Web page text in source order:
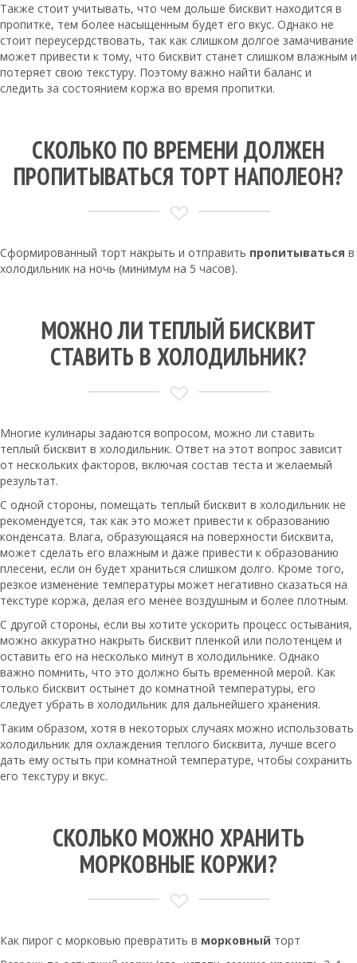
Также стоит учитывать, что чем дольше бисквит находится в
пропитке, тем более насыщенным будет его вкус. Однако не
стоит переусердствовать, так как слишком долгое замачивание
может привести к тому, что бисквит станет слишком влажным и
потеряет свою текстуру. Поэтому важно найти баланс и
следить за состоянием коржа во время пропитки.
СКОЛЬКО ПО ВРЕМЕНИ ДОЛЖЕН
ПРОПИТЫВАТЬСЯ ТОРТ НАПОЛЕОН?
Сформированный торт накрыть и отправить пропитываться в
холодильник на ночь (минимум на 5 часов).
МОЖНО ЛИ ТЕПЛЫЙ БИСКВИТ
СТАВИТЬ В ХОЛОДИЛЬНИК?
Многие кулинары задаются вопросом, можно ли ставить
теплый бисквит в холодильник. Ответ на этот вопрос зависит
от нескольких факторов, включая состав теста и желаемый
результат.
С одной стороны, помещать теплый бисквит в холодильник не
рекомендуется, так как это может привести к образованию
конденсата. Влага, образующаяся на поверхности бисквита,
может сделать его влажным и даже привести к образованию
плесени, если он будет храниться слишком долго. Кроме того,
резкое изменение температуры может негативно сказаться на
текстуре коржа, делая его менее воздушным и более плотным.
С другой стороны, если вы хотите ускорить процесс остывания,
можно аккуратно накрыть бисквит пленкой или полотенцем и
оставить его на несколько минут в холодильнике. Однако
важно помнить, что это должно быть временной мерой. Как
только бисквит остынет до комнатной температуры, его
следует убрать в холодильник для дальнейшего хранения.
Таким образом, хотя в некоторых случаях можно использовать
холодильник для охлаждения теплого бисквита, лучше всего
дать ему остыть при комнатной температуре, чтобы сохранить
его текстуру и вкус.
СКОЛЬКО МОЖНО ХРАНИТЬ
МОРКОВНЫЕ КОРЖИ?
Как пирог с морковью превратить в морковный торт